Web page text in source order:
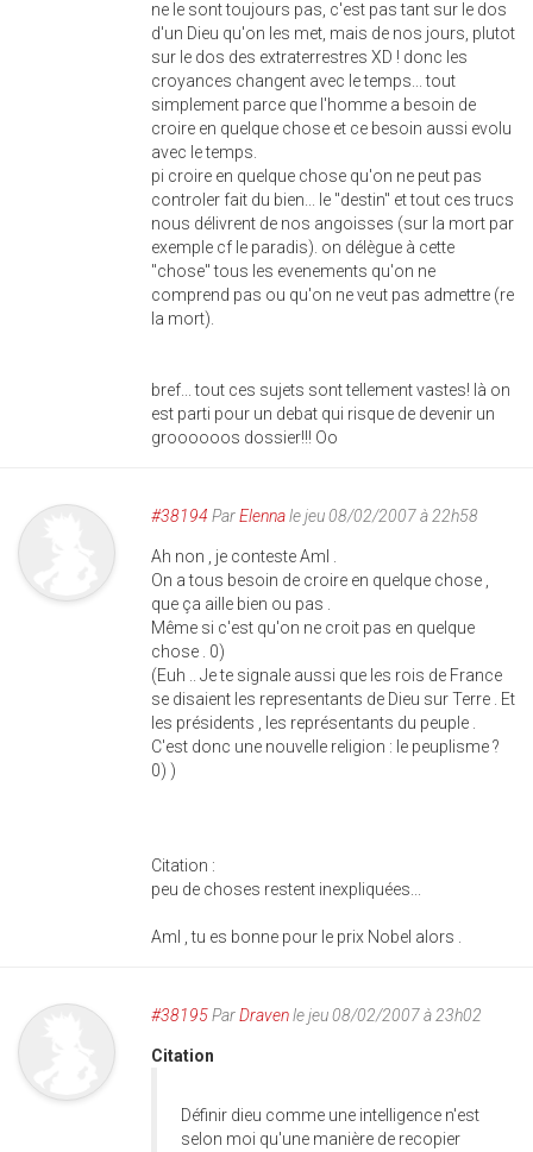
ne le sont toujours pas, c'est pas tant sur le dos
d'un Dieu qu'on les met, mais de nos jours, plutot
sur le dos des extraterrestres XD ! donc les
croyances changent avec le temps... tout
simplement parce que l'homme a besoin de
croire en quelque chose et ce besoin aussi evolu
avec le temps.
pi croire en quelque chose qu'on ne peut pas
controler fait du bien... le "destin" et tout ces trucs
nous délivrent de nos angoisses (sur la mort par
exemple cf le paradis). on délègue à cette
"chose" tous les evenements qu'on ne
comprend pas ou qu'on ne veut pas admettre (re
la mort).
bref... tout ces sujets sont tellement vastes! là on
est parti pour un debat qui risque de devenir un
groooooos dossier!!! Oo
#38194 ParElennale jeu 08/02/2007 à 22h58
Ah non , je conteste Aml .
On a tous besoin de croire en quelque chose ,
que ça aille bien ou pas .
Même si c'est qu'on ne croit pas en quelque
chose . 0)
(Euh .. Je te signale aussi que les rois de France
se disaient les representants de Dieu sur Terre . Et
les présidents , les représentants du peuple .
C'est donc une nouvelle religion : le peuplisme ?
0) )
Citation :
peu de choses restent inexpliquées...
Aml , tu es bonne pour le prix Nobel alors .
#38195ParDravenle jeu 08/02/2007 à 23h02
Citation
Définir dieu comme une intelligence n'est
selon moi qu'une manière de recopier